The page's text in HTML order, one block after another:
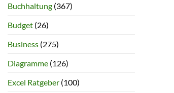
Buchhaltung(367)
Budget(26)
Business(275)
Diagramme(126)
Excel Ratgeber(100)